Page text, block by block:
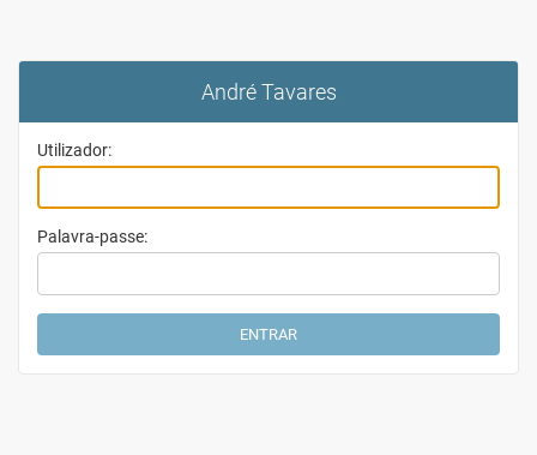
André Tavares
Utilizador:
Palavra-passe: